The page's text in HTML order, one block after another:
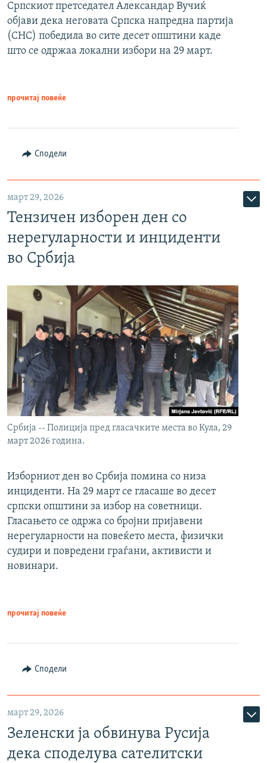
Српскиот претседател Александар Вучиќ
објави дека неговата Српска напредна партија
(СНС) победила во сите десет општини каде
што се одржаа локални избори на 29 март.
прочитај повеќе
Сподели
март 29, 2026
Тензичен изборен ден со
нерегуларности и инциденти
во Србија
Србија -- Полиција пред гласачките места во Кула, 29
март 2026 година.
Изборниот ден во Србија помина со низа
инциденти. На 29 март се гласаше во десет
српски општини за избор на советници.
Гласањето се одржа со бројни пријавени
нерегуларности на повеќето места, физички
судири и повредени граѓани, активисти и
новинари.
прочитај повеќе
Сподели
март 29, 2026
Зеленски ја обвинува Русија
дека споделува сателитски